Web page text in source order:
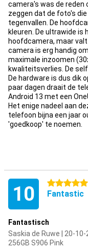
camera's was de reden
zeggen dat de foto's
tegenvallen. De
kleuren. De ultrawide is
hoofdcamera, maar
camera is erg handig
maximale inzoomen
kwaliteitsverlies. De
De hardware is dus dik
paar dagen draait de
Android 13 met een
Het enige nadeel aan
telefoon bijna een jaar
'goedkoop' te noemen.
10 5 stars
Fantastic
Fantastisch
Saskia de Ruwe | 20-
256GB S906 Pink